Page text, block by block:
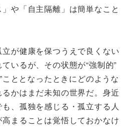
や「自主隔離」は簡単なこと
が健康を保つうえで良くない
いるが、その状態が“強制的”
こととなったときにどのような
かはまだ未知の世界だ。身近
、孤独を感じる・孤立する人
まることは覚悟しておかなけ